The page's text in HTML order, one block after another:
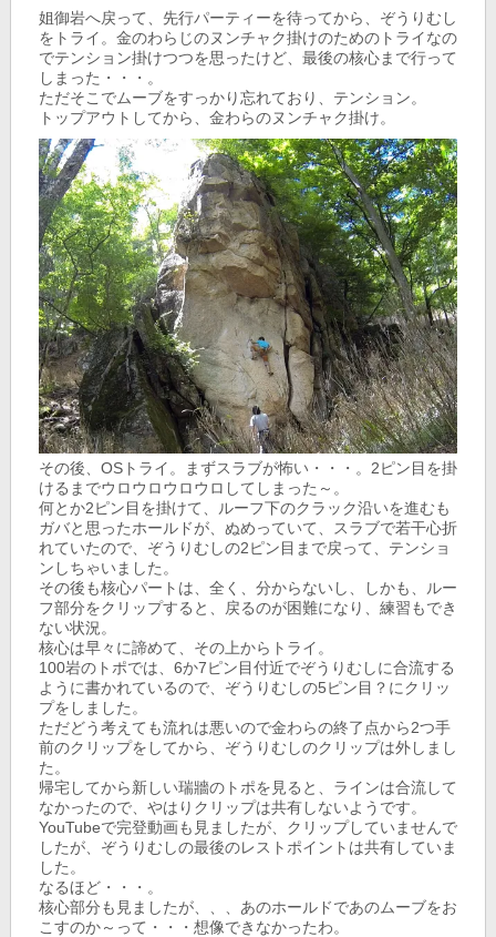
姐御岩へ戻って、先行パーティーを待ってから、ぞうりむし
をトライ。金のわらじのヌンチャク掛けのためのトライなの
でテンション掛けつつを思ったけど、最後の核心まで行って
しまった・・・。
ただそこでムーブをすっかり忘れており、テンション。
トップアウトしてから、金わらのヌンチャク掛け。
その後、OSトライ。まずスラブが怖い・・・。2ピン目を掛
けるまでウロウロウロウロしてしまった～。
何とか2ピン目を掛けて、ルーフ下のクラック沿いを進むも
ガバと思ったホールドが、ぬめっていて、スラブで若干心折
れていたので、ぞうりむしの2ピン目まで戻って、テンショ
ンしちゃいました。
その後も核心パートは、全く、分からないし、しかも、ルー
フ部分をクリップすると、戻るのが困難になり、練習もでき
ない状況。
核心は早々に諦めて、その上からトライ。
100岩のトポでは、6か7ピン目付近でぞうりむしに合流する
ように書かれているので、ぞうりむしの5ピン目？にクリッ
プをしました。
ただどう考えても流れは悪いので金わらの終了点から2つ手
前のクリップをしてから、ぞうりむしのクリップは外しまし
た。
帰宅してから新しい瑞牆のトポを見ると、ラインは合流して
なかったので、やはりクリップは共有しないようです。
YouTubeで完登動画も見ましたが、クリップしていませんで
したが、ぞうりむしの最後のレストポイントは共有していま
した。
なるほど・・・。
核心部分も見ましたが、、、あのホールドであのムーブをお
こすのか～って・・・想像できなかったわ。